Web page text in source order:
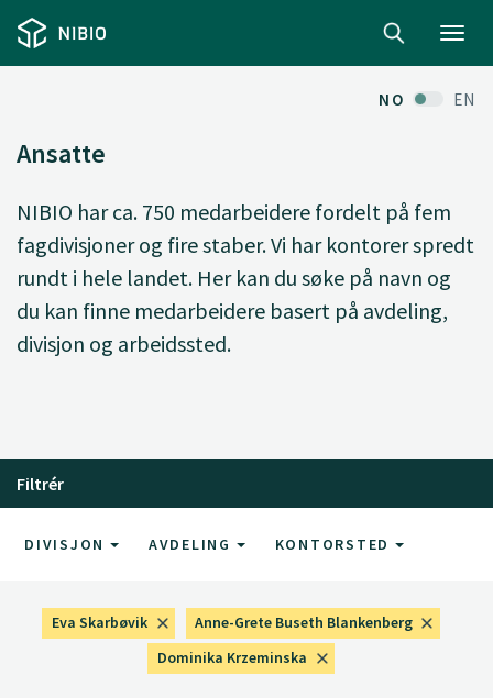
NO EN
Ansatte
NIBIO har ca. 750 medarbeidere fordelt på fem
fagdivisjoner og fire staber. Vi har kontorer spredt
rundt i hele landet. Her kan du søke på navn og
du kan finne medarbeidere basert på avdeling,
divisjon og arbeidssted.
Filtrér
DIVISJON AVDELING KONTORSTED
Eva Skarbøvik
Anne-Grete Buseth Blankenberg
Dominika Krzeminska